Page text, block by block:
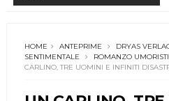
HOME ANTEPRIME DRYAS
SENTIMENTALE
ROMANZO
CARLINO, TRE UOMINI E INFINITI